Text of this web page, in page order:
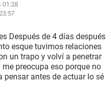
01:28
Después de 4 días después
esque tuvimos relaciones
un trapo y volví a penetrar
preocupa eso porque no
pensar antes de actuar lo sé